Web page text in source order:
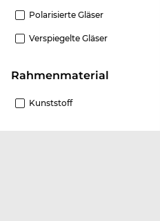
Polarisierte Gläser
Verspiegelte Gläser
Rahmenmaterial
Kunststoff